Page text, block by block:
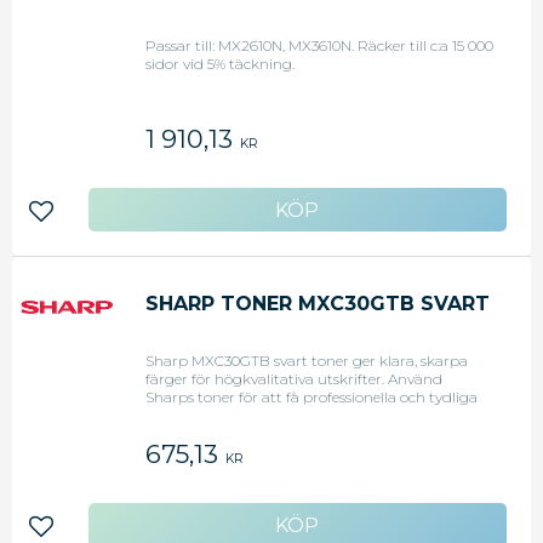
Passar till: MX2610N, MX3610N. Räcker till c:a 15 000
sidor vid 5% täckning.
1 910,13 KR
Lägg till i favoriter
SHARP TONER MXC30GTB SVART
Sharp MXC30GTB svart toner ger klara, skarpa
färger för högkvalitativa utskrifter. Använd
Sharps toner för att få professionella och tydliga
täckning, vilket ger bättre foton, grafik och
utskrifter. Sharps originaltoner har testats
bästa möjliga förutsättningar. Det går snabbt
och enkelt att installera den här tonern i Sharps
675,13 KR